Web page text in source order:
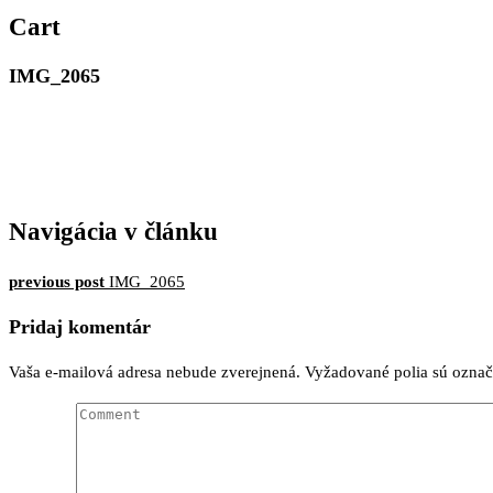
MERIMAR, VAŠE
Cart
IMG_2065
Navigácia v článku
previous post IMG_2065
Pridaj komentár
Vaša e-mailová adresa nebude zverejnená. Vyžadované polia sú